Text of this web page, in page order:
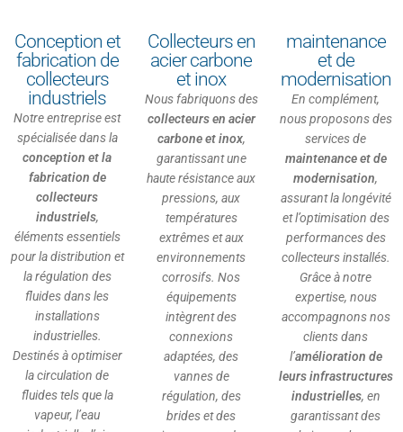
Conception et
fabrication de
collecteurs
industriels
Notre entreprise est
spécialisée dans la
conception et la
fabrication de
collecteurs
industriels,
éléments essentiels
pour la distribution et
la régulation des
fluides dans les
installations
industrielles.
Destinés à optimiser
la circulation de
fluides tels que la
vapeur, l’eau
Collecteurs en
acier carbone
et inox
Nous fabriquons des
collecteurs en acier
carbone et inox,
garantissant une
haute résistance aux
pressions, aux
températures
extrêmes et aux
environnements
corrosifs. Nos
équipements
intègrent des
connexions
adaptées, des
vannes de
régulation, des
brides et des
maintenance
et de
modernisation
En complément,
nous proposons des
services de
maintenance et de
modernisation,
assurant la longévité
et l’optimisation des
performances des
collecteurs installés.
Grâce à notre
expertise, nous
accompagnons nos
clients dans
l’amélioration de
leurs infrastructures
industrielles, en
garantissant des